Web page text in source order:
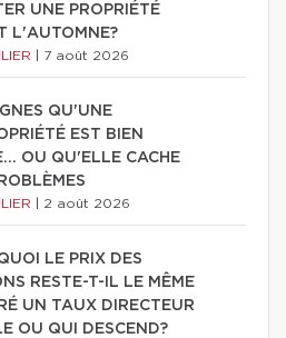
UNE PROPRIÉTÉ
L'AUTOMNE?
7 août 2026
QU'UNE
EST BIEN
OU QU'ELLE CACHE
2 août 2026
LE PRIX DES
RESTE-T-IL LE MÊME
UN TAUX DIRECTEUR
OU QUI DESCEND?